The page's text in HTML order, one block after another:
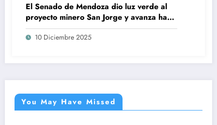
El Senado de Mendoza dio luz verde al
proyecto minero San Jorge y avanza hacia
su etapa final
10 Diciembre 2025
You May Have Missed